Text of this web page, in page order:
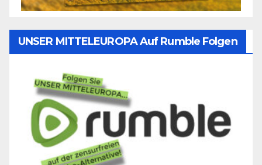
UNSER MITTELEUROPA Auf Rumble Folgen